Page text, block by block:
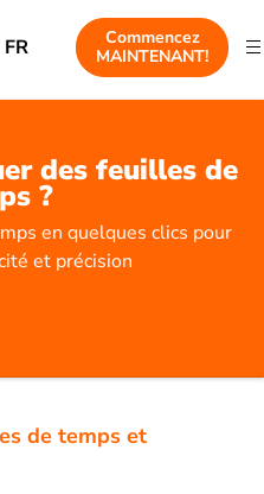
FR
Commencez
MAINTENANT!
des feuilles de
?
en quelques clics pour
et précision
de temps et